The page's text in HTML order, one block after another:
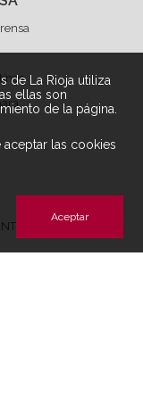
de La Rioja utiliza
ellas son
de la página.
aceptar las cookies
Aceptar